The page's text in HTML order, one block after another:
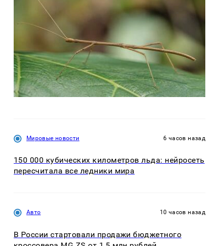
Мировые новости 6 часов назад
150 000 кубических километров льда: нейросеть
пересчитала все ледники мира
Авто 10 часов назад
В России стартовали продажи бюджетного